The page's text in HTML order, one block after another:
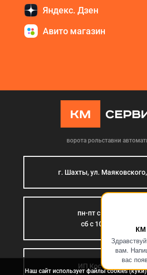
вам.
вас
Яндекс. Дзен
Авито магазин
ворота рольставни
г. Шахты, ул.
пн-пт с 9:00 до 18:00
сб с 10:00 до 15:00
ИП Костромина Л.Б.
Наш сайт использует файлы cookies